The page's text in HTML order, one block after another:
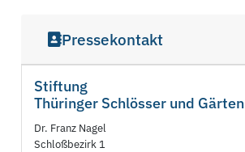
Pressekontakt
Stiftung
Thüringer Schlösser und Gärten
Dr. Franz Nagel
Schloßbezirk 1